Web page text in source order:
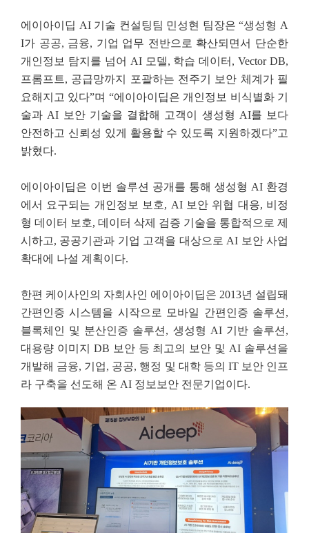
에이아이딥 AI 기술 컨설팅팀 민성현 팀장은 “생성형 A
I가 공공, 금융, 기업 업무 전반으로 확산되면서 단순한
개인정보 탐지를 넘어 AI 모델, 학습 데이터, Vector DB,
프롬프트, 공급망까지 포괄하는 전주기 보안 체계가 필
요해지고 있다”며 “에이아이딥은 개인정보 비식별화 기
술과 AI 보안 기술을 결합해 고객이 생성형 AI를 보다
안전하고 신뢰성 있게 활용할 수 있도록 지원하겠다”고
밝혔다.
에이아이딥은 이번 솔루션 공개를 통해 생성형 AI 환경
에서 요구되는 개인정보 보호, AI 보안 위협 대응, 비정
형 데이터 보호, 데이터 삭제 검증 기술을 통합적으로 제
시하고, 공공기관과 기업 고객을 대상으로 AI 보안 사업
확대에 나설 계획이다.
한편 케이사인의 자회사인 에이아이딥은 2013년 설립돼
간편인증 시스템을 시작으로 모바일 간편인증 솔루션,
블록체인 및 분산인증 솔루션, 생성형 AI 기반 솔루션,
대용량 이미지 DB 보안 등 최고의 보안 및 AI 솔루션을
개발해 금융, 기업, 공공, 행정 및 대학 등의 IT 보안 인프
라 구축을 선도해 온 AI 정보보안 전문기업이다.